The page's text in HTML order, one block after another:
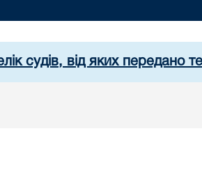
судів, від яких передано